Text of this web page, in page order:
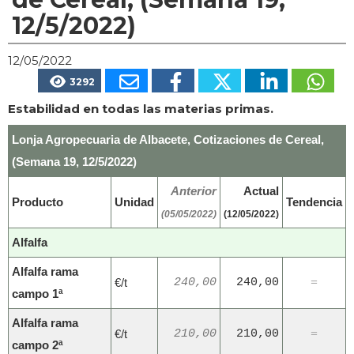
12/5/2022)
12/05/2022
3292
Estabilidad en todas las materias primas.
Lonja Agropecuaria de Albacete, Cotizaciones de Cereal,
(Semana 19, 12/5/2022)
Producto Unidad
Anterior
(05/05/2022)
Actual
(12/05/2022)
Tendencia
Alfalfa
Alfalfa rama
campo 1ª
€/t 240,00 240,00 =
Alfalfa rama
campo 2ª
€/t 210,00 210,00 =